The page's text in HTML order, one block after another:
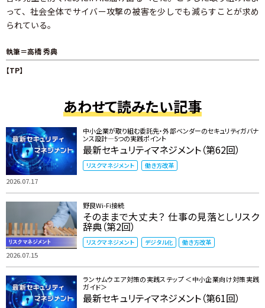
って、社会全体でサイバー攻撃の被害を少しでも減らすことが求め
られている。
執筆＝高橋 秀典
【TP】
あわせて読みたい記事
2026.07.17
中小企業が取り組む委託先・外部ベンダーのセキュリティガバナ
ンス設計―5つの実践ポイント
最新セキュリティマネジメント（第62回）
リスクマネジメント 働き方改革
2026.07.15
野良Wi-Fi接続
そのままで大丈夫？ 仕事の見落としリスク
辞典（第2回）
リスクマネジメント デジタル化 働き方改革
ランサムウエア対策の実践ステップ ＜中小企業向け対策実践
ガイド＞
最新セキュリティマネジメント（第61回）